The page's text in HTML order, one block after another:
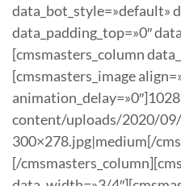
data_bot_style=»default»
data_padding_top=»0″
[cmsmasters_column
[cmsmasters_image
content/uploads/2020/
300×278.jpg|medium[/
[/